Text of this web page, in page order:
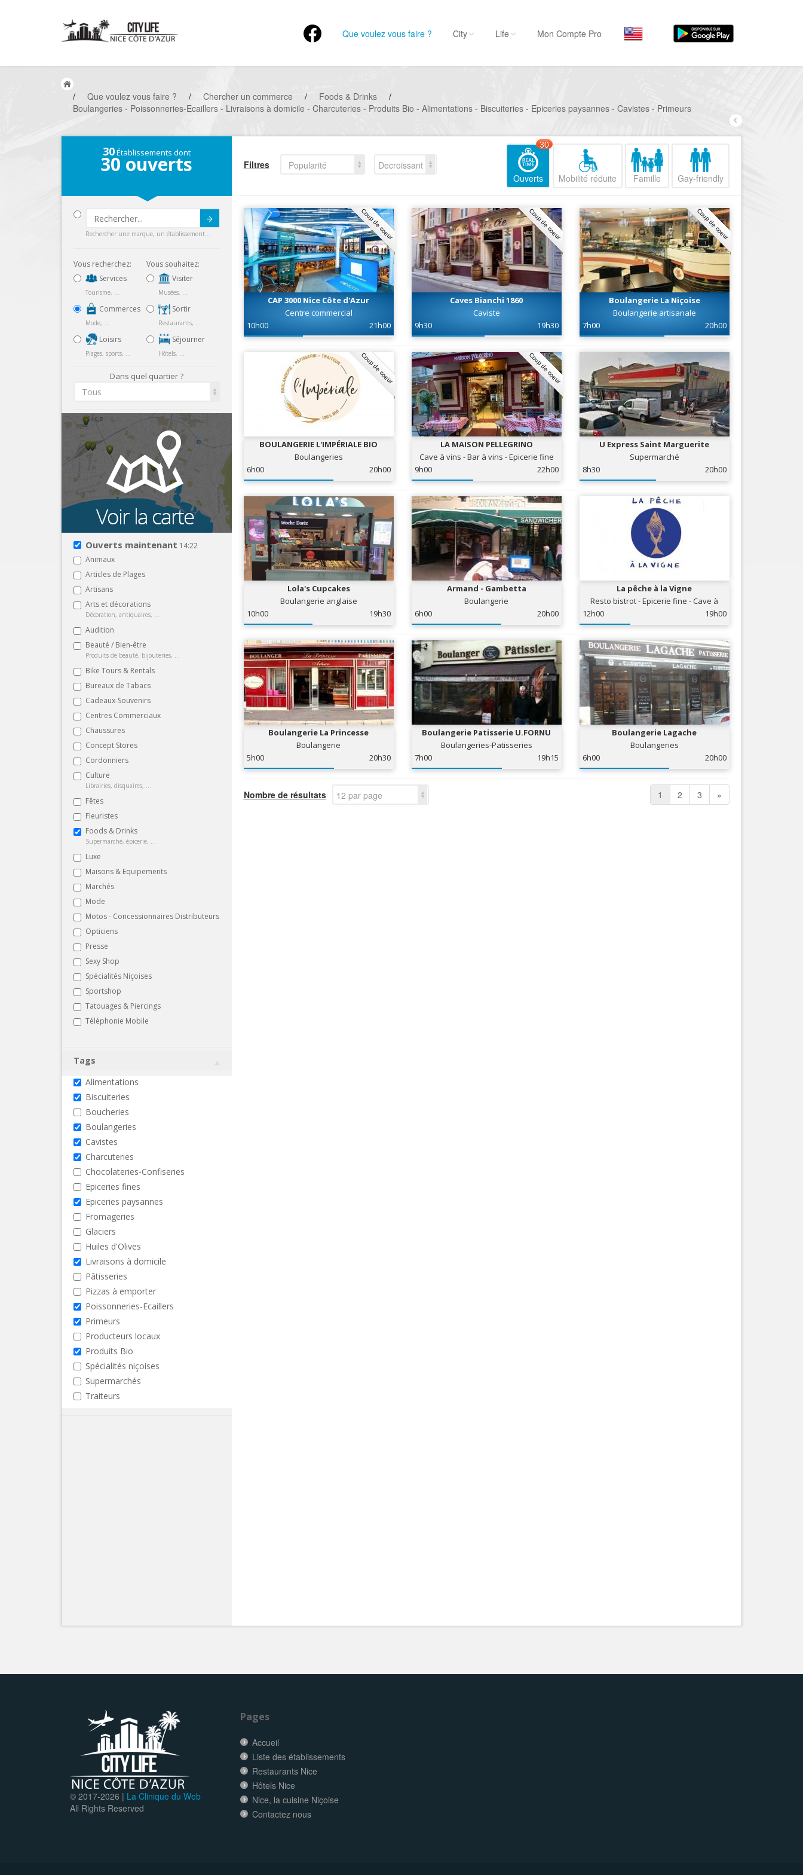
Que voulez vous faire ?
Séjourner
Musées, ...
Sortir
Commerces
Mode, ...
Loisirs
Plages, sports, ...
Services
Tourisme, ...
Nice Promenade du
Nice le Port
Nice le Vieux Nice
Nice les Collines Niçoises
Nice le petit Marais Niçois
Nice la plaine du Var
Nice le Carré d’Or
City Life Mon Compte Pro
/ Que voulez vous faire ? / Chercher un commerce / Foods & Drinks
/
Boulangeries - Poissonneries-Ecaillers - Livraisons à domicile - Charcuteries - Produits Bio - Alimentations - Biscuiteries - Epiceries paysannes - Cavistes - Primeurs
30Établissements dont
30 ouverts
Rechercher une marque, un établissement...
Vous recherchez:
Services
Tourisme, ...
Commerces
Mode, ...
Loisirs
Plages, sports, ...
Vous souhaitez:
Visiter
Musées, ...
Sortir
Restaurants, ...
Séjourner
Hôtels, ...
Dans quel quartier ?
Tous
Ouverts maintenant 14:22
Animaux
Articles de Plages
Artisans
Arts et décorations
Décoration, antiquaires, ...
Audition
Beauté / Bien-être
Produits de beauté, bijouteries, ...
Bike Tours & Rentals
Bureaux de Tabacs
Cadeaux-Souvenirs
Centres Commerciaux
Chaussures
Concept Stores
Cordonniers
Culture
Librairies, disquaires, ...
Fêtes
Fleuristes
Foods & Drinks
Supermarché, épicerie, ...
Luxe
Maisons & Equipements
Marchés
Mode
Motos - Concessionnaires Distributeurs
Opticiens
Presse
Sexy Shop
Spécialités Niçoises
Sportshop
Tatouages & Piercings
Téléphonie Mobile
Tags
Alimentations
Biscuiteries
Boucheries
Boulangeries
Cavistes
Charcuteries
Chocolateries-Confiseries
Epiceries fines
Epiceries paysannes
Fromageries
Glaciers
Huiles d'Olives
Livraisons à domicile
Pâtisseries
Pizzas à emporter
Poissonneries-Ecaillers
Primeurs
Producteurs locaux
Produits Bio
Spécialités niçoises
Supermarchés
Traiteurs
Filtres Popularité
Decroissant
Ouverts
30
Mobilité réduite Famille Gay-friendly
Coup de coeur
CAP 3000 Nice Côte d'Azur
Centre commercial
10h00
21h00
Coup de coeur
Caves Bianchi 1860
Caviste
9h30
19h30
Coup de coeur
Boulangerie La Niçoise
Boulangerie artisanale
7h00
20h00
Coup de coeur
BOULANGERIE L'IMPÉRIALE BIO
Boulangeries
6h00
20h00
Coup de coeur
LA MAISON PELLEGRINO
Cave à vins - Bar à vins - Epicerie fine
9h00
22h00
U Express Saint Marguerite
Supermarché
8h30
20h00
Lola's Cupcakes
Boulangerie anglaise
10h00
19h30
Armand - Gambetta
Boulangerie
6h00
20h00
La pêche à la Vigne
Resto bistrot - Epicerie fine - Cave à
12h00 19h00
Boulangerie La Princesse
Boulangerie
5h00
20h30
Boulangerie Patisserie U.FORNU
Boulangeries-Patisseries
7h00
19h15
Boulangerie Lagache
Boulangeries
6h00
20h00
Nombre de résultats 12 par page 1 2 3 »
© 2017-2026 | La Clinique du Web
All Rights Reserved
Pages
Accueil
Liste des établissements
Restaurants Nice
Hôtels Nice
Nice, la cuisine Niçoise
Contactez nous